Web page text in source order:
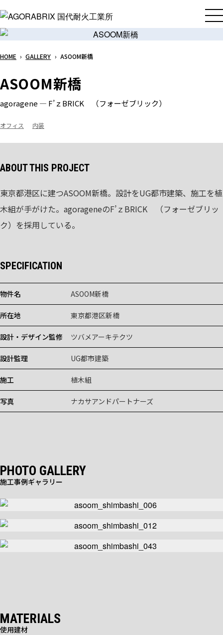
メ
イ
ン
ン
テ
ン
ツ
ス
プ
HOME › GALLERY › ASOOM新橋
ASOOM新橋
agoragene ― F’ｚBRICK （フォーゼブリック）
オフィス 内装
ABOUT THIS PROJECT
東京都港区に建つASOOM新橋。設計をUG都市建築、施工を植
木組が手がけた。agorageneのF’ｚBRICK （フォーゼブリッ
ク）を採用している。
SPECIFICATION
物件名 ASOOM新橋
所在地 東京都港区新橋
設計・デザイン監修 ツバメアーキテクツ
設計監理 UG都市建築
施工 植木組
写真 ナカサアンドパートナーズ
PHOTO GALLERY
施工事例ギャラリー
MATERIALS
使用建材